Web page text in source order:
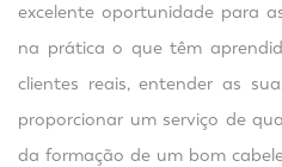
excelente oportunidade para
na prática o que têm
clientes reais, entender as
proporcionar um serviço de
da formação de um bom